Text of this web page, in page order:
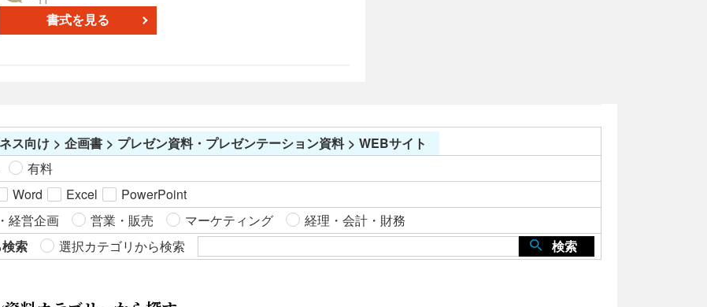
ファイブ・フォース」分析は、「売り手の交渉力」「買い手
の交渉力」「競争企業間の敵対関係」「新規参入業者の脅
ります。新商品開発の際や事業領域の拡大を考える際な
、さまざまなビジネスシーンで利用できます。このテンプ
レートはPowerPoint形式で自由に編集可能なため、各企業の
体的な状況に合わせた分析を行うことができます。無料で
ウンロードし、ぜひビジネス戦略策定の一助としてご活用
ください。
書式を見る
ス向け > 企画書 > プレゼン資料・プレゼンテーション資料 > WEBサイト
有料
Word Excel
PowerPoint
経営企画 営業・販売 マーケティング
経理・会計・財務
索 選択カテゴリから検索 検索